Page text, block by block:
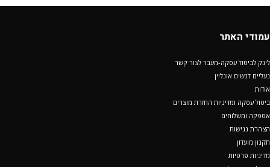
עמודי האתר
לינק לביטול עסקה-מעבר לצור קשר
נעליים לנשים אונליין
אודות
ביטול עסקה ומדיניות החזרת מוצרים
אספקה ומשלוחים
הצהרת נגישות
תקנון מועדון
מדיניות פרטיות